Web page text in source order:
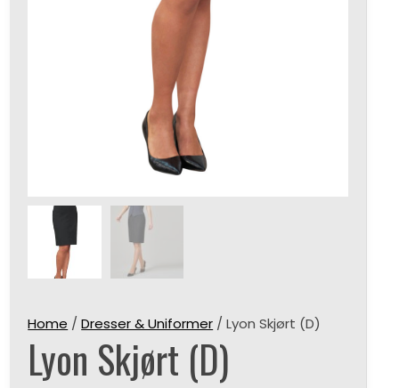
Home /Dresser & Uniformer / Lyon Skjørt (D)
Lyon Skjørt (D)